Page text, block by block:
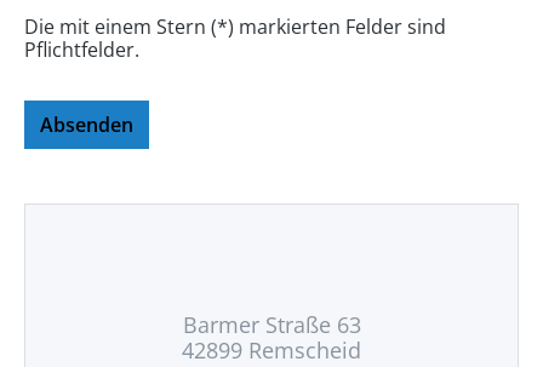
Die mit einem Stern (*) markierten Felder sind
Pflichtfelder.
Absenden
Barmer Straße 63
42899 Remscheid